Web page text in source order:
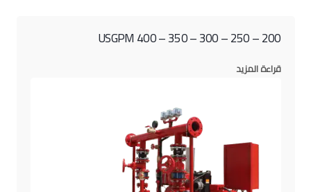
200 – 250 – 300 – 350 – 400 USGPM
قراءة المزيد